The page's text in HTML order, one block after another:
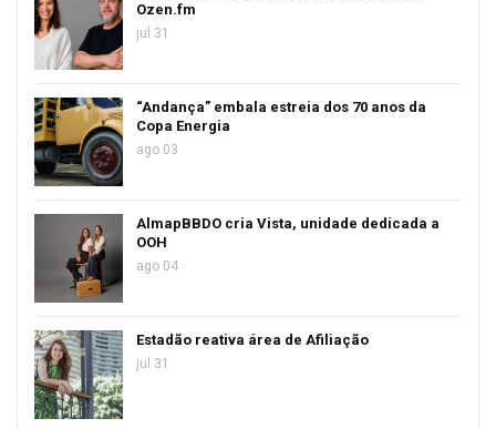
Ozen.fm
jul 31
“Andança” embala estreia dos 70 anos da
Copa Energia
ago 03
AlmapBBDO cria Vista, unidade dedicada a
OOH
ago 04
Estadão reativa área de Afiliação
jul 31